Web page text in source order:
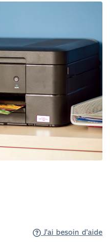
J'ai besoin d'aide